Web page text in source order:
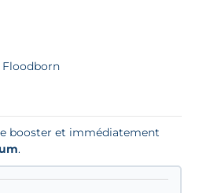
Floodborn
booster et immédiatement
.